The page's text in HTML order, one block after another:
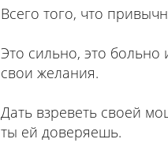
Всего того, что
Это сильно, это
свои желания.
Дать взреветь своей
ты ей доверяешь.